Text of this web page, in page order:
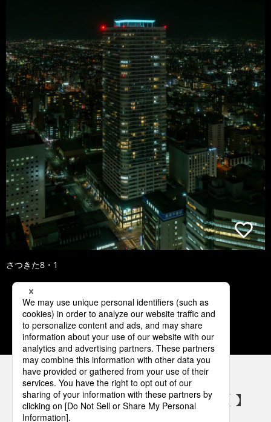
さつきた8・1
1 2 3 4 5
パナソニックの電気設備 SNSアカウント